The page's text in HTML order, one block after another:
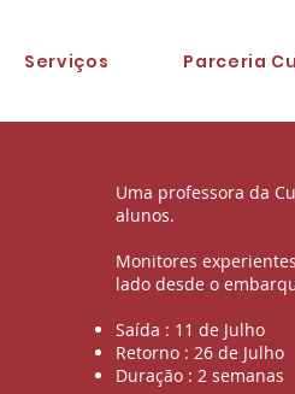
Serviços Parceria
Uma professora da
alunos.
Monitores
lado desde o
Saída : 11 de Julho
Retorno : 26 de Julho
Duração : 2 semanas